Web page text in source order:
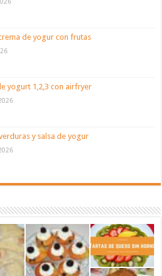
de yogur con frutas
yogurt 1,2,3 con airfryer
y salsa de yogur